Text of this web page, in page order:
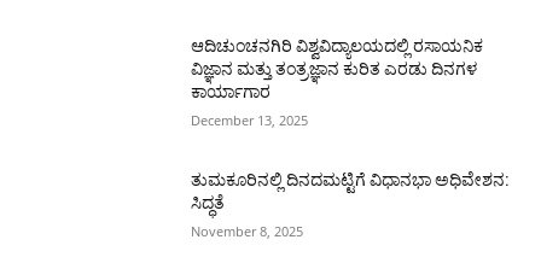
ಆದಿಚುಂಚನಗಿರಿ ವಿಶ್ವವಿದ್ಯಾಲಯದಲ್ಲಿ ರಸಾಯನಿಕ
ವಿಜ್ಞಾನ ಮತ್ತು ತಂತ್ರಜ್ಞಾನ ಕುರಿತ ಎರಡು ದಿನಗಳ
ಕಾರ್ಯಾಗಾರ
December 13, 2025
ತುಮಕೂರಿನಲ್ಲಿ ದಿನದಮಟ್ಟಿಗೆ ವಿಧಾನಭಾ ಅಧಿವೇಶನ:
ಸಿದ್ಧತೆ
November 8, 2025